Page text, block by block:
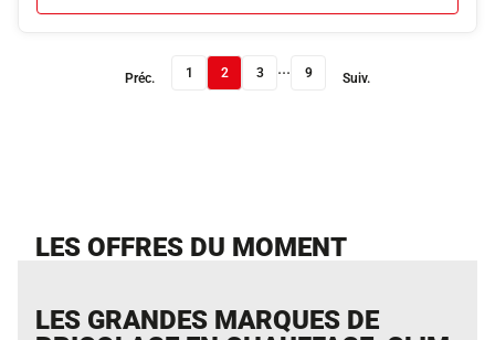
Préc. 1 2 3 ... 9 Suiv.
LES OFFRES DU MOMENT
LES GRANDES MARQUES DE